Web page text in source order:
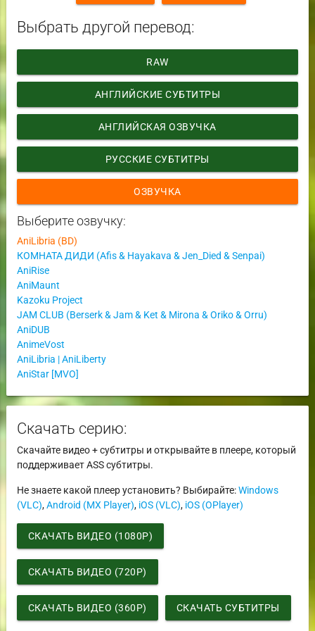
Выбрать другой перевод:
RAW
АНГЛИЙСКИЕ СУБТИТРЫ
АНГЛИЙСКАЯ ОЗВУЧКА
РУССКИЕ СУБТИТРЫ
ОЗВУЧКА
Выберите озвучку:
AniLibria (BD)
КОМНАТА ДИДИ (Afis & Hayakava & Jen_Died & Senpai)
AniRise
AniMaunt
Kazoku Project
JAM CLUB (Berserk & Jam & Ket & Mirona & Oriko & Orru)
AniDUB
AnimeVost
AniLibria | AniLiberty
AniStar [MVO]
Скачать серию:
Скачайте видео + субтитры и открывайте в плеере, который
поддерживает ASS субтитры.
Не знаете какой плеер установить? Выбирайте:Windows
(VLC),Android (MX Player), iOS (VLC), iOS (OPlayer)
СКАЧАТЬ ВИДЕО (1080P)
СКАЧАТЬ ВИДЕО (720P)
СКАЧАТЬ ВИДЕО (360P) СКАЧАТЬ СУБТИТРЫ